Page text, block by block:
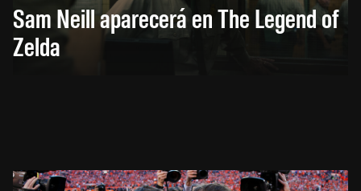
Sam Neill aparecerá en The Legend of
Zelda